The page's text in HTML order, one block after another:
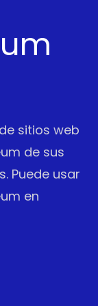
sitios web
de sus
Puede usar
en